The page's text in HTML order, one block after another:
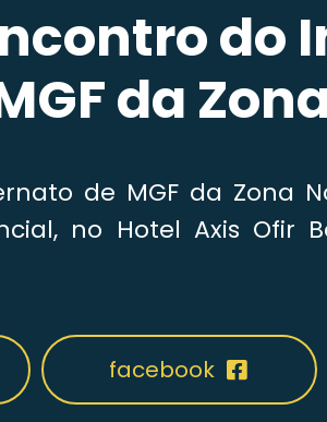
do
da
de MGF da Zona
no Hotel Axis Ofir
facebook